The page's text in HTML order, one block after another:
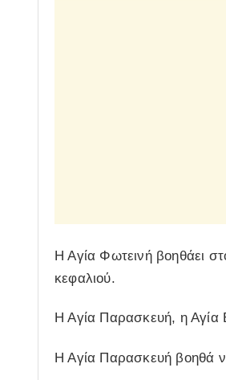
Η Αγία Φωτεινή βοηθάει
κεφαλιού.
Η Αγία Παρασκευή, η Αγία
Η Αγία Παρασκευή βοηθά